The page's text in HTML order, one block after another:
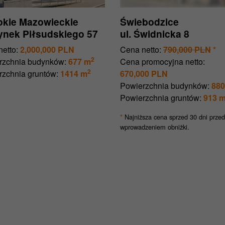
Mazowieckie
Piłsudskiego 57
2,000,000 PLN
budynków: 677 m2
gruntów: 1414 m2
Świebodzice
ul. Świdnicka 8
Cena netto: 790,000 PLN*
Cena promocyjna netto:
670,000 PLN
Powierzchnia budynków:
Powierzchnia gruntów: 913
* Najniższa cena sprzed 30 dni przed
wprowadzeniem obniżki.